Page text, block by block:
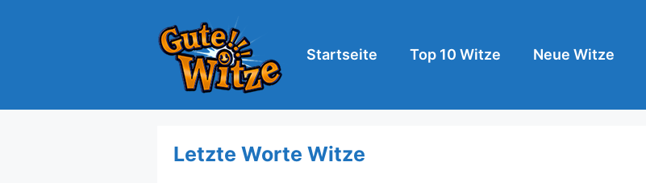
Startseite Top 10 Witze Neue Witze
Letzte Worte Witze